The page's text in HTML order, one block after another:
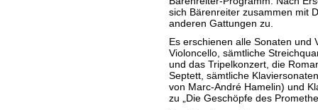
sich Bärenreiter zusammen mit
anderen Gattungen zu.
Es erschienen alle Sonaten und
Violoncello, sämtliche
und das Tripelkonzert, die
Septett, sämtliche
von Marc-André Hamelin) und
zu „Die Geschöpfe des